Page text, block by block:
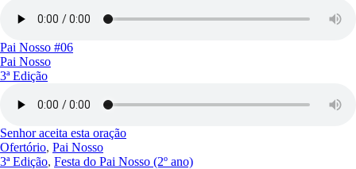
Pai Nosso #06
Pai Nosso
3ª Edição
Senhor aceita esta oração
Ofertório, Pai Nosso
3ª Edição, Festa do Pai Nosso (2º ano)